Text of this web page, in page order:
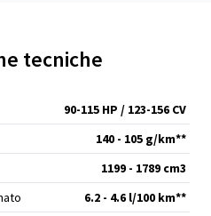
tecniche
90-115 HP / 123-156 CV
140 - 105 g/km**
1199 - 1789 cm3
6.2 - 4.6 l/100 km**